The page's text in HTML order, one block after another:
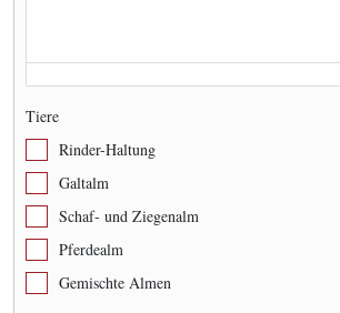
Tiere
Rinder-Haltung
Galtalm
Schaf- und Ziegenalm
Pferdealm
Gemischte Almen